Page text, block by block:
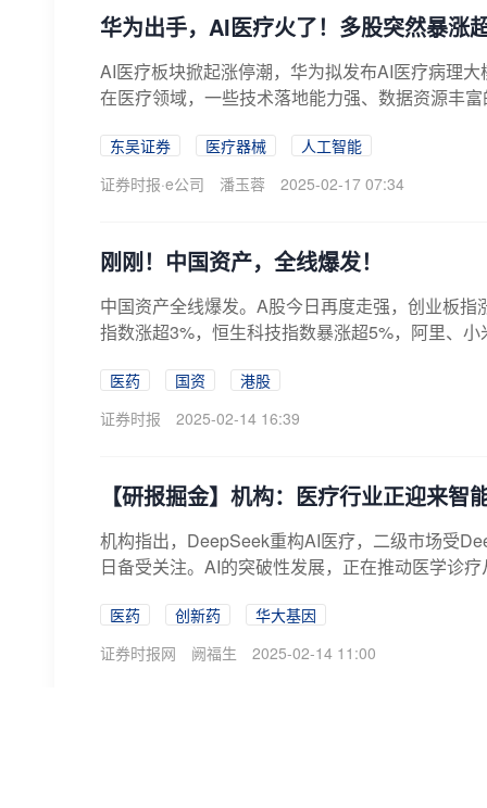
华为出手，AI医疗火了！多股突然暴涨
AI医疗板块掀起涨停潮，华为拟发布AI医疗病理
在医疗领域，一些技术落地能力强、数据资源丰
东吴证券 医疗器械
人工智能
证券时报·e公司
潘玉蓉 2025-02-17 07:34
刚刚！中国资产，全线爆发！
中国资产全线爆发。A股今日再度走强，创业板
指数涨超3%，恒生科技指数暴涨超5%，阿里、
医药 国资
港股
证券时报
2025-02-14 16:39
【研报掘金】机构：医疗行业正迎来智
机构指出，DeepSeek重构AI医疗，二级市场受
日备受关注。AI的突破性发展，正在推动医学诊
医药 创新药
华大基因
证券时报网
阙福生 2025-02-14 11:00